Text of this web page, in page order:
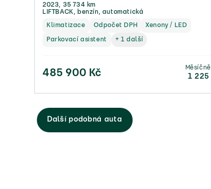
2023, 35 734 km
LIFTBACK, benzín, automatická
Klimatizace Odpočet DPH Xenony / LED
Parkovací asistent + 1 další
485 900 Kč 1 225
Další podobná auta